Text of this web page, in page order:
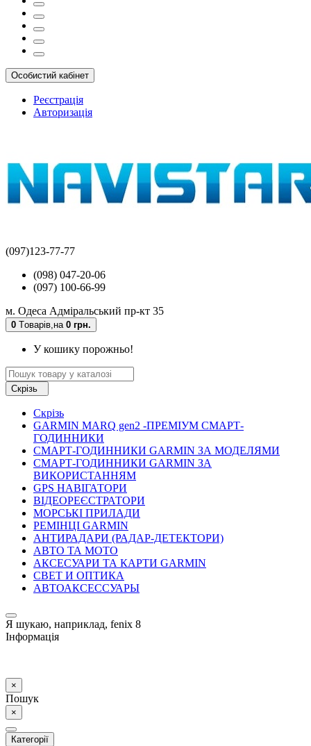
Особистий кабінет
Реєстрація
Авторизація
(097)123-77-77
(098) 047-20-06
(097) 100-66-99
м. Одеса Адміральський пр-кт 35
0 Tоварів,на 0 грн.
У кошику порожньо!
Скрізь
Скрізь
GARMIN MARQ gen2 -ПРЕМІУМ СМАРТ-
ГОДИННИКИ
СМАРТ-ГОДИННИКИ GARMIN ЗА МОДЕЛЯМИ
СМАРТ-ГОДИННИКИ GARMIN ЗА
ВИКОРИСТАННЯМ
GPS НАВІГАТОРИ
ВІДЕОРЕЄСТРАТОРИ
МОРСЬКІ ПРИЛАДИ
РЕМІНЦІ GARMIN
АНТИРАДАРИ (РАДАР-ДЕТЕКТОРИ)
АВТО ТА МОТО
АКСЕСУАРИ ТА КАРТИ GARMIN
СВЕТ И ОПТИКА
АВТОАКСЕССУАРЫ
Я шукаю, наприклад, fenix 8
Інформація
×
Пошук
×
Категорії